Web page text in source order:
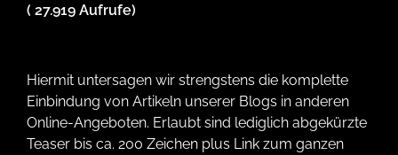
( 27.919 Aufrufe)
Hiermit untersagen wir strengstens die komplette
Einbindung von Artikeln unserer Blogs in anderen
Online-Angeboten. Erlaubt sind lediglich abgekürzte
Teaser bis ca. 200 Zeichen plus Link zum ganzen